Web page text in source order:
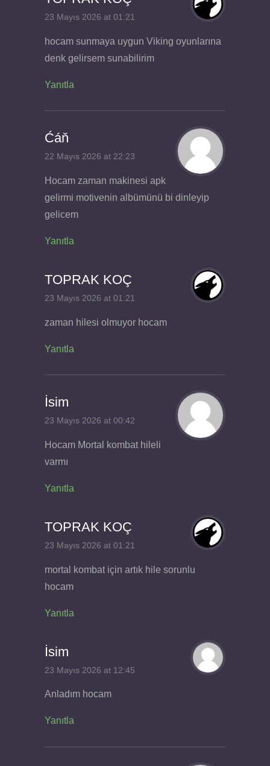
23 Mayıs 2026 at 01:21
hocam sunmaya uygun Viking oyunlarına
denk gelirsem sunabilirim
Yanıtla
Ćáň
22 Mayıs 2026 at 22:23
Hocam zaman makinesi apk
gelirmi motivenin albümünü bi dinleyip
gelicem
Yanıtla
TOPRAK KOÇ
23 Mayıs 2026 at 01:21
zaman hilesi olmuyor hocam
Yanıtla
İsim
23 Mayıs 2026 at 00:42
Hocam Mortal kombat hileli
varmı
Yanıtla
TOPRAK KOÇ
23 Mayıs 2026 at 01:21
mortal kombat için artık hile sorunlu
hocam
Yanıtla
İsim
23 Mayıs 2026 at 12:45
Anladım hocam
Yanıtla